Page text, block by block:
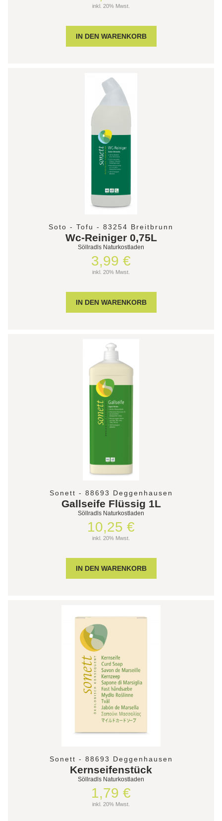
inkl. 20% Mwst.
Soto - Tofu - 83254 Breitbrunn
Wc-Reiniger 0,75L
Söllradls Naturkostladen
3,99 €
inkl. 20% Mwst.
Sonett - 88693 Deggenhausen
Gallseife Flüssig 1L
Söllradls Naturkostladen
10,25 €
inkl. 20% Mwst.
Sonett - 88693 Deggenhausen
Kernseifenstück
Söllradls Naturkostladen
1,79 €
inkl. 20% Mwst.